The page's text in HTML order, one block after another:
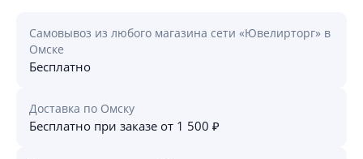
Самовывоз из любого магазина сети «Ювелирторг» в
Омске
Бесплатно
Доставка по Омску
Бесплатно при заказе от 1 500 ₽